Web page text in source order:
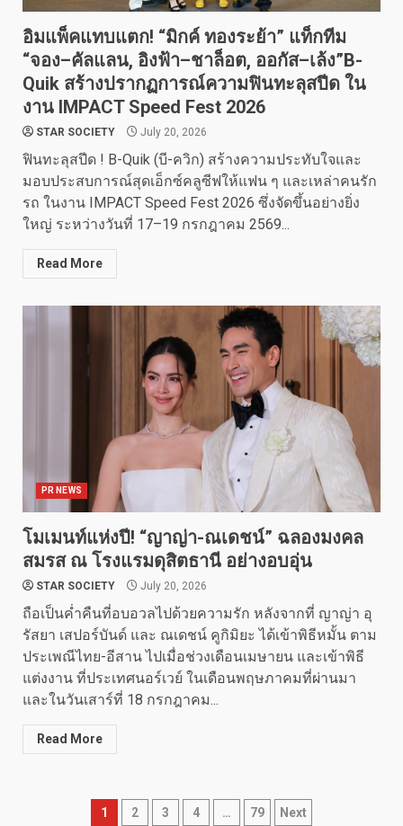
อิมแพ็คแทบแตก! “มิกค์ ทองระย้า” แท็กทีม
“จอง–คัลแลน, อิงฟ้า–ชาล็อต, ออกัส–เล้ง”B-
Quik สร้างปรากฏการณ์ความฟินทะลุสปีด ใน
งาน IMPACT Speed Fest 2026
STAR SOCIETY July 20, 2026
​ฟินทะลุสปีด ! B-Quik (บี-ควิก) สร้างความประทับใจและ
มอบประสบการณ์สุดเอ็กซ์คลูซีฟให้แฟน ๆ และเหล่าคนรัก
รถ ในงาน IMPACT Speed Fest 2026 ซึ่งจัดขึ้นอย่างยิ่ง
ใหญ่ ระหว่างวันที่ 17–19 กรกฎาคม 2569...
Read More
PR NEWS
โมเมนท์แห่งปี! “ญาญ่า-ณเดชน์” ฉลองมงคล
สมรส ณ โรงแรมดุสิตธานี อย่างอบอุ่น
STAR SOCIETY July 20, 2026
ถือเป็นค่ำคืนที่อบอวลไปด้วยความรัก หลังจากที่ ญาญ่า อุ
รัสยา เสปอร์บันด์ และ ณเดชน์ คูกิมิยะ ได้เข้าพิธีหมั้น ตาม
ประเพณีไทย-อีสาน ไปเมื่อช่วงเดือนเมษายน และเข้าพิธี
แต่งงาน ที่ประเทศนอร์เวย์ ในเดือนพฤษภาคมที่ผ่านมา
และในวันเสาร์ที่ 18 กรกฎาคม...
Read More
Posts
1 2 3 4 … 79 Next